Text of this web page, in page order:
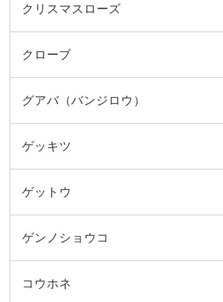
クリスマスローズ
クローブ
グアバ（バンジロウ）
ゲッキツ
ゲットウ
ゲンノショウコ
コウホネ